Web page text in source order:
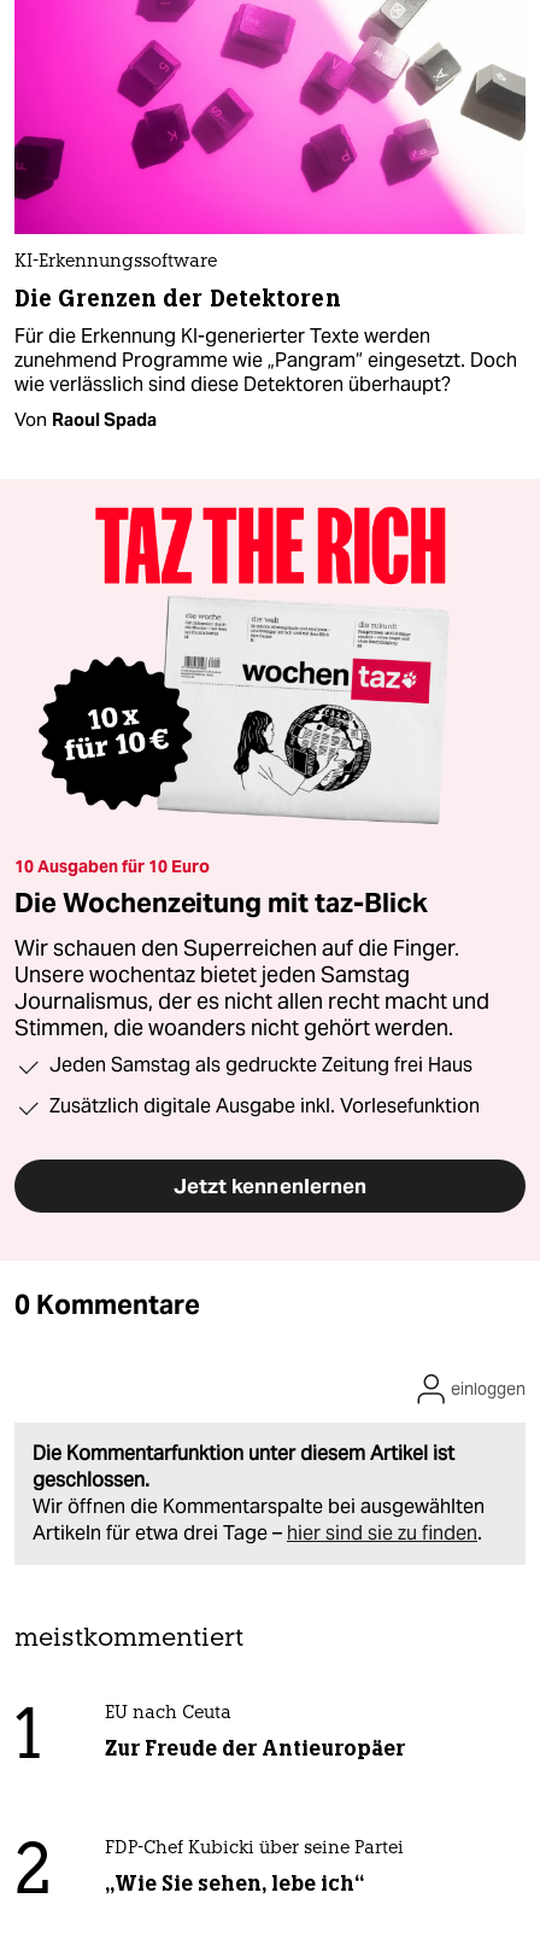
KI-Erkennungssoftware
Die Grenzen der Detektoren
Für die Erkennung KI-generierter Texte werden
zunehmend Programme wie „Pangram“ eingesetzt. Doch
wie verlässlich sind diese Detektoren überhaupt?
Von Raoul Spada
10 Ausgaben für 10 Euro
Die Wochenzeitung mit taz-Blick
Wir schauen den Superreichen auf die Finger.
Unsere wochentaz bietet jeden Samstag
Journalismus, der es nicht allen recht macht und
Stimmen, die woanders nicht gehört werden.
Jeden Samstag als gedruckte Zeitung frei Haus
Zusätzlich digitale Ausgabe inkl. Vorlesefunktion
Jetzt kennenlernen
0 Kommentare
Die Kommentarfunktion unter diesem Artikel ist
geschlossen.
Wir öffnen die Kommentarspalte bei ausgewählten
Artikeln für etwa drei Tage – hier sind sie zu finden.
einloggen
meistkommentiert
1 EU nach Ceuta
Zur Freude der Antieuropäer
2 FDP-Chef Kubicki über seine Partei
„Wie Sie sehen, lebe ich“